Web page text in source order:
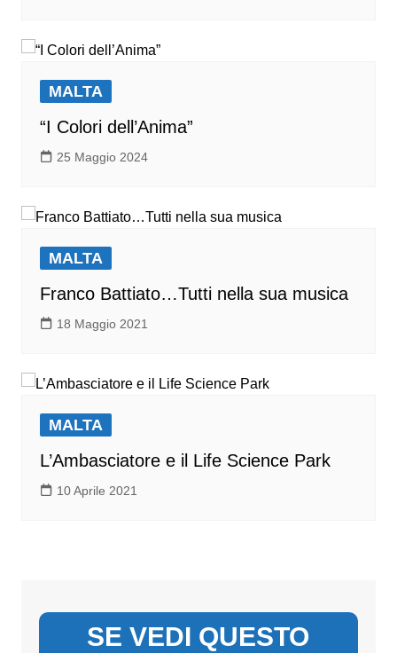
MALTA
“I Colori dell’Anima”
25 Maggio 2024
MALTA
Franco Battiato…Tutti nella sua musica
18 Maggio 2021
MALTA
L’Ambasciatore e il Life Science Park
10 Aprile 2021
SE VEDI QUESTO